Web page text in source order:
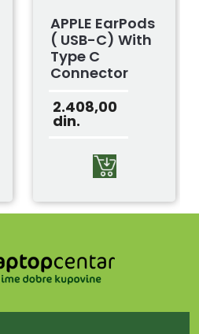
APPLE EarPods
( USB-C) With
Type C
Connector
2.408,00
din.